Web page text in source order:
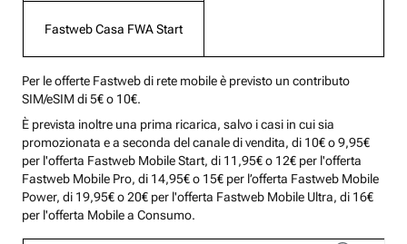
Fastweb Casa FWA Start
Per le offerte Fastweb di rete mobile è previsto un contributo
SIM/eSIM di 5€ o 10€.
È prevista inoltre una prima ricarica, salvo i casi in cui sia
promozionata e a seconda del canale di vendita, di 10€ o 9,95€
per l'offerta Fastweb Mobile Start, di 11,95€ o 12€ per l'offerta
Fastweb Mobile Pro, di 14,95€ o 15€ per l’offerta Fastweb Mobile
Power, di 19,95€ o 20€ per l'offerta Fastweb Mobile Ultra, di 16€
per l'offerta Mobile a Consumo.